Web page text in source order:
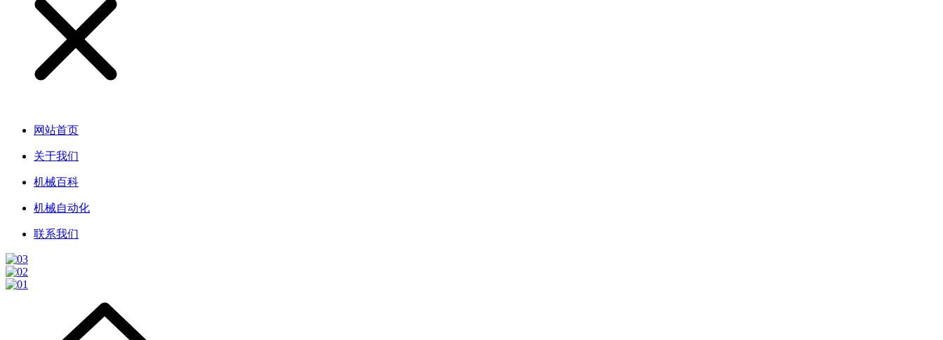
网站首页
关于我们
机械百科
机械自动化
联系我们